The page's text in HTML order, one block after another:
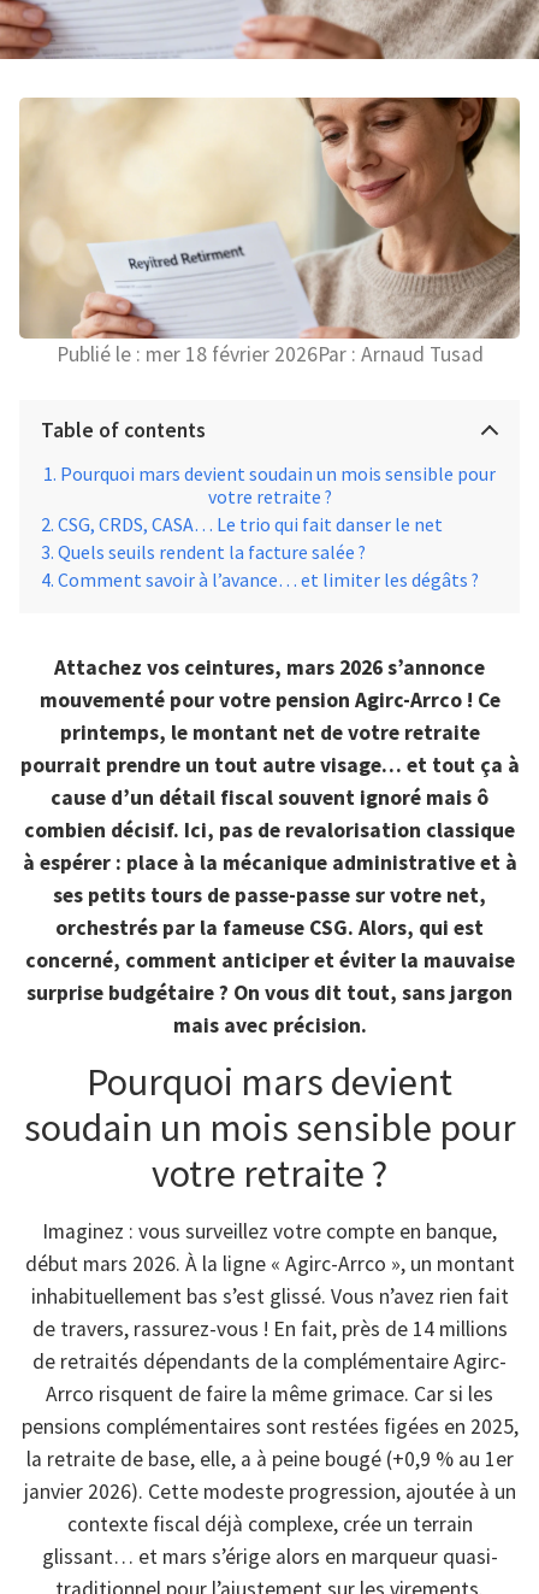
Publié le : mer 18 février 2026Par : Arnaud Tusad
Table of contents
Pourquoi mars devient soudain un mois sensible pour
votre retraite ?
CSG, CRDS, CASA… Le trio qui fait danser le net
Quels seuils rendent la facture salée ?
Comment savoir à l’avance… et limiter les dégâts ?
Attachez vos ceintures, mars 2026 s’annonce
mouvementé pour votre pension Agirc-Arrco ! Ce
printemps, le montant net de votre retraite
pourrait prendre un tout autre visage… et tout ça à
cause d’un détail fiscal souvent ignoré mais ô
combien décisif. Ici, pas de revalorisation classique
à espérer : place à la mécanique administrative et à
ses petits tours de passe-passe sur votre net,
orchestrés par la fameuse CSG. Alors, qui est
concerné, comment anticiper et éviter la mauvaise
surprise budgétaire ? On vous dit tout, sans jargon
mais avec précision.
Pourquoi mars devient
soudain un mois sensible pour
votre retraite ?
Imaginez : vous surveillez votre compte en banque,
début mars 2026. À la ligne « Agirc-Arrco », un montant
inhabituellement bas s’est glissé. Vous n’avez rien fait
de travers, rassurez-vous ! En fait, près de 14 millions
de retraités dépendants de la complémentaire Agirc-
Arrco risquent de faire la même grimace. Car si les
pensions complémentaires sont restées figées en 2025,
la retraite de base, elle, a à peine bougé (+0,9 % au 1er
janvier 2026). Cette modeste progression, ajoutée à un
contexte fiscal déjà complexe, crée un terrain
glissant… et mars s’érige alors en marqueur quasi-